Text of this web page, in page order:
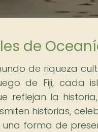
de
de riqueza
de Fiji, cada
reflejan la
historias,
forma de